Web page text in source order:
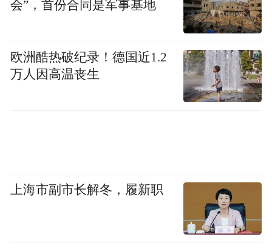
会”，首份合同是军事基地
欧洲酷热破纪录！德国近1.2
万人因高温丧生
上海市副市长解冬，履新职